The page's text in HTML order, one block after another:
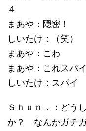
４
まあや：隠密！
しいたけ：（笑）
まあや：こわ
まあや：これスパ
しいたけ：スパイ
Ｓｈｕｎ．：どう
か？ なんかガチガ